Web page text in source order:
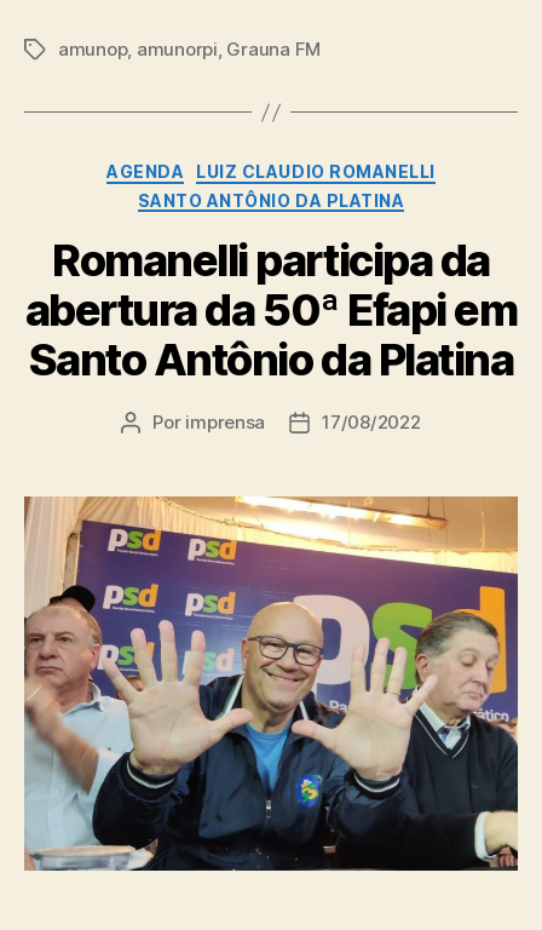
Tagsamunop, amunorpi, Grauna FM
Categorias
AGENDA
LUIZ CLAUDIO ROMANELLI
SANTO ANTÔNIO DA PLATINA
Romanelli participa da
abertura da 50ª Efapi em
Santo Antônio da Platina
Autor
Por imprensa
Data17/08/2022